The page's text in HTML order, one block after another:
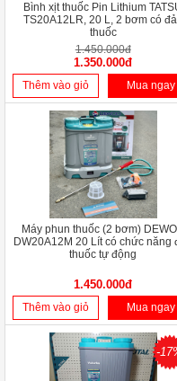
Bình xịt thuốc Pin Lithium
TS20A12LR, 20 L, 2 bơm có
thuốc
1.450.000đ
1.350.000đ
Thêm vào giỏ Mua ngay
Máy phun thuốc (2 bơm)
DW20A12M 20 Lít có chức năng
thuốc tự động
1.450.000đ
Thêm vào giỏ Mua ngay
-